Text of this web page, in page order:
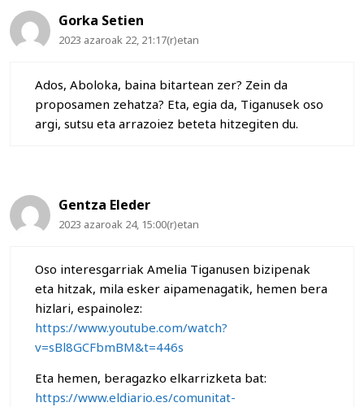
Gorka Setien
2023 azaroak 22, 21:17(r)etan
Ados, Aboloka, baina bitartean zer? Zein da
proposamen zehatza? Eta, egia da, Tiganusek oso
argi, sutsu eta arrazoiez beteta hitzegiten du.
Gentza Eleder
2023 azaroak 24, 15:00(r)etan
Oso interesgarriak Amelia Tiganusen bizipenak
eta hitzak, mila esker aipamenagatik, hemen bera
hizlari, espainolez:
https://www.youtube.com/watch?
v=sBl8GCFbmBM&t=446s
Eta hemen, beragazko elkarrizketa bat:
https://www.eldiario.es/comunitat-